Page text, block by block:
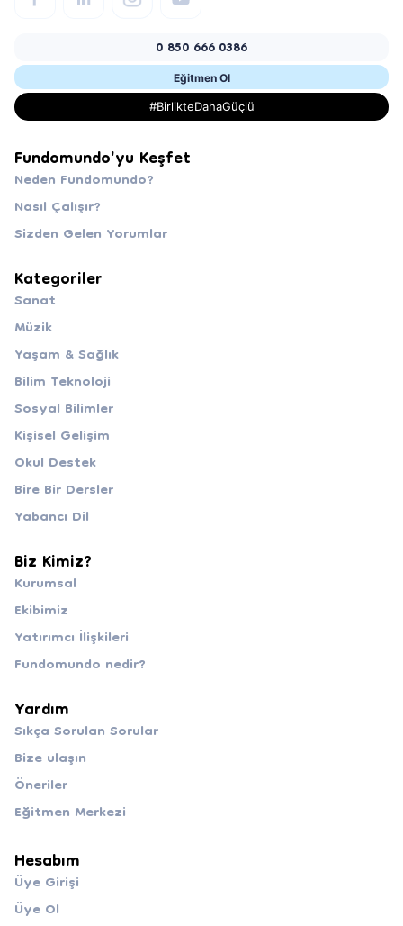
0 850 666 0386
Eğitmen Ol
#BirlikteDahaGüçlü
Fundomundo'yu Keşfet
Neden Fundomundo?
Nasıl Çalışır?
Sizden Gelen Yorumlar
Kategoriler
Sanat
Müzik
Yaşam & Sağlık
Bilim Teknoloji
Sosyal Bilimler
Kişisel Gelişim
Okul Destek
Bire Bir Dersler
Yabancı Dil
Biz Kimiz?
Kurumsal
Ekibimiz
Yatırımcı İlişkileri
Fundomundo nedir?
Yardım
Sıkça Sorulan Sorular
Bize ulaşın
Öneriler
Eğitmen Merkezi
Hesabım
Üye Girişi
Üye Ol